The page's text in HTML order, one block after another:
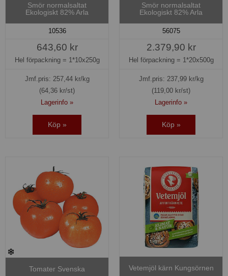
Smör normalsaltat
Ekologiskt 82% Arla
10536
643,60 kr
Hel förpackning = 1*10x250g
Jmf.pris: 257,44kr/kg
(64,36 kr/st)
Lagerinfo »
Köp »
Smör normalsaltat
Ekologiskt 82% Arla
56075
2.379,90 kr
Hel förpackning = 1*20x500g
Jmf.pris: 237,99kr/kg
(119,00 kr/st)
Lagerinfo »
Köp »
Tomater Svenska Vetemjöl kärn Kungsörnen